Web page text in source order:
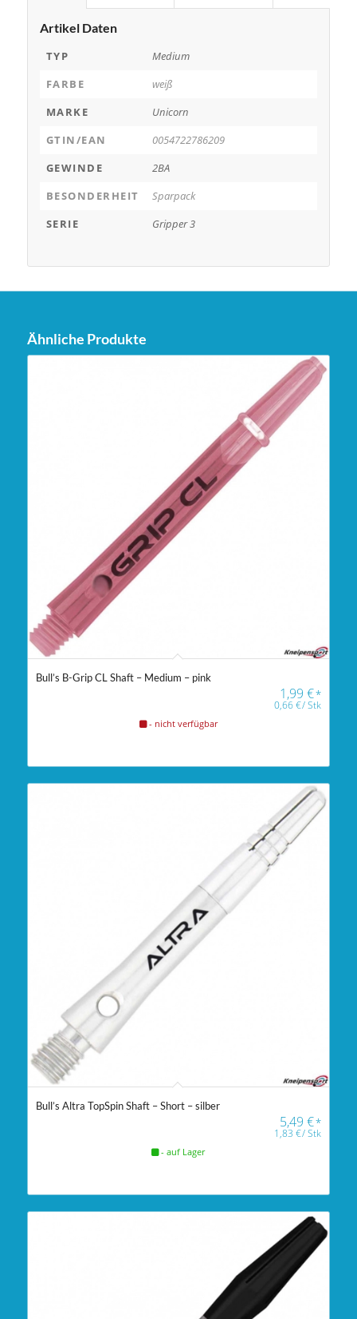
Artikel Daten
TYP
Medium
FARBE
weiß
MARKE
Unicorn
GTIN/EAN
0054722786209
GEWINDE
2BA
BESONDERHEIT
Sparpack
SERIE
Gripper 3
Ähnliche Produkte
Bull’s B-Grip CL Shaft – Medium – pink
1,99€*
0,66€/Stk
- nicht verfügbar
Bull’s Altra TopSpin Shaft – Short – silber
5,49€*
1,83€/Stk
- auf Lager